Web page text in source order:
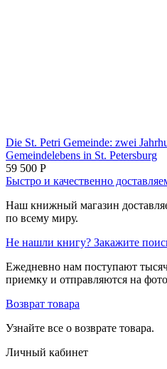
Die St. Petri Gemeinde: zwei
Gemeindelebens in St. Petersburg
59 500 Р
Быстро и качественно
Наш книжный магазин
по всему миру.
Не нашли книгу? Закажите
Ежедневно нам поступают
приемку и отправляются на
Возврат товара
Узнайте все о возврате товара.
Личный кабинет